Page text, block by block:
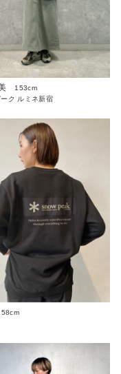
153cm
ク ルミネ新宿